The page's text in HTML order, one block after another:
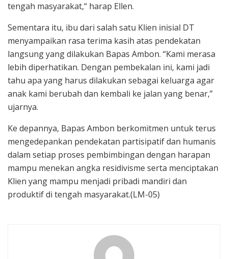
tengah masyarakat,“ harap Ellen.
Sementara itu, ibu dari salah satu Klien inisial DT
menyampaikan rasa terima kasih atas pendekatan
langsung yang dilakukan Bapas Ambon. “Kami merasa
lebih diperhatikan. Dengan pembekalan ini, kami jadi
tahu apa yang harus dilakukan sebagai keluarga agar
anak kami berubah dan kembali ke jalan yang benar,”
ujarnya.
Ke depannya, Bapas Ambon berkomitmen untuk terus
mengedepankan pendekatan partisipatif dan humanis
dalam setiap proses pembimbingan dengan harapan
mampu menekan angka residivisme serta menciptakan
Klien yang mampu menjadi pribadi mandiri dan
produktif di tengah masyarakat.(LM-05)